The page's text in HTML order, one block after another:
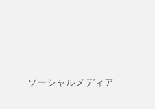
ソーシャルメディア